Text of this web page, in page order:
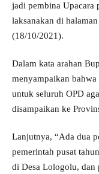
jadi pembina Upacara
laksanakan di
(18/10/2021).
Dalam kata arahan
menyampaikan
untuk seluruh OPD
disampaikan ke
Lanjutnya, “Ada dua
pemerintah pusat
di Desa Lologolu, dan